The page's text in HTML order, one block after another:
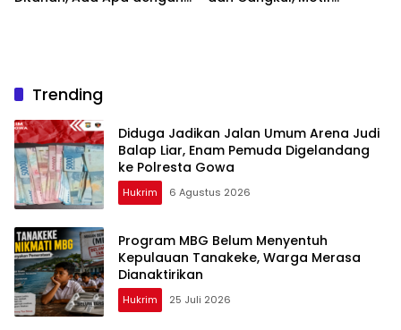
Trending
Diduga Jadikan Jalan Umum Arena Judi
Balap Liar, Enam Pemuda Digelandang
ke Polresta Gowa
Hukrim 6 Agustus 2026
Program MBG Belum Menyentuh
Kepulauan Tanakeke, Warga Merasa
Dianaktirikan
Hukrim 25 Juli 2026